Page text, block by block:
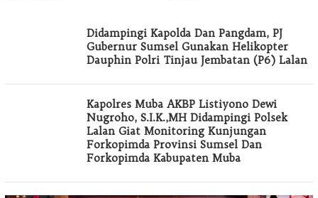
Didampingi Kapolda Dan Pangdam, PJ
Gubernur Sumsel Gunakan Helikopter
Dauphin Polri Tinjau Jembatan (P6) Lalan
Kapolres Muba AKBP Listiyono Dewi
Nugroho, S.I.K.,MH Didampingi Polsek
Lalan Giat Monitoring Kunjungan
Forkopimda Provinsi Sumsel Dan
Forkopimda Kabupaten Muba